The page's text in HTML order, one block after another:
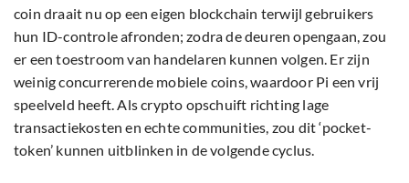
coin draait nu op een eigen blockchain terwijl gebruikers
hun ID-controle afronden; zodra de deuren opengaan, zou
er een toestroom van handelaren kunnen volgen. Er zijn
weinig concurrerende mobiele coins, waardoor Pi een vrij
speelveld heeft. Als crypto opschuift richting lage
transactiekosten en echte communities, zou dit ‘pocket-
token’ kunnen uitblinken in de volgende cyclus.